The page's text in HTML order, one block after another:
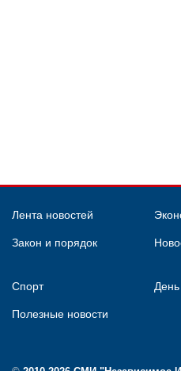
Лента новостей
Закон и порядок
Спорт
Полезные новости